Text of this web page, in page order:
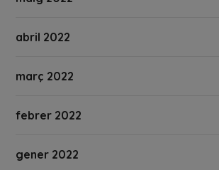
abril 2022
març 2022
febrer 2022
gener 2022